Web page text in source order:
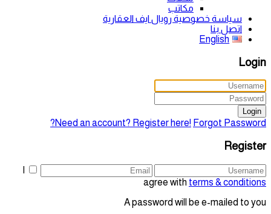
مكاتب
سياسة خصوصية رويال ايف العقارية
اتصل بنا
English
Login
Login
Need an account? Register here! Forgot Password?
Register
agree with terms & conditions
A password will be e-mailed to you